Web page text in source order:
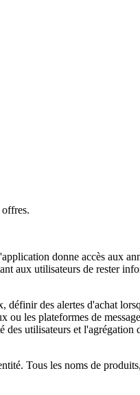
donne accès aux
aux utilisateurs de rester
des alertes d'achat
ou les plateformes de
des utilisateurs et
Tous les noms de